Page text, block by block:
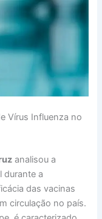
Vírus Influenza no
analisou a
durante a
das vacinas
circulação no país.